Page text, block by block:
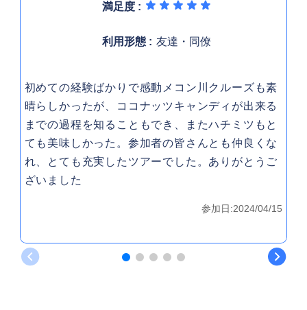
満足度
利用形態 友達・同僚
初めての経験ばかりで感動メコン川クルーズも素
晴らしかったが、ココナッツキャンディが出来る
までの過程を知ることもでき、またハチミツもと
ても美味しかった。参加者の皆さんとも仲良くな
れ、とても充実したツアーでした。ありがとうご
ざいました
参加日:2024/04/15